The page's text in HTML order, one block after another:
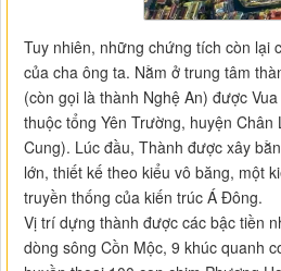
Tuy nhiên, những chứng tích còn lại
của cha ông ta. Nằm ở trung tâm
(còn gọi là thành Nghệ An) được
thuộc tổng Yên Trường, huyện
Cung). Lúc đầu, Thành được xây
lớn, thiết kế theo kiểu vô băng, một
truyền thống của kiến trúc Á Đông.
Vị trí dựng thành được các bậc tiền
dòng sông Cồn Mộc, 9 khúc quanh